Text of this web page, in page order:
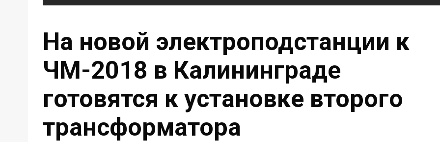
На новой электроподстанции к
ЧМ-2018 в Калининграде
готовятся к установке второго
трансформатора